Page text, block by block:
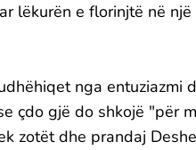
lëkurën e florinjtë në
nga entuziazmi
çdo gjë do shkojë "për
zotët dhe prandaj